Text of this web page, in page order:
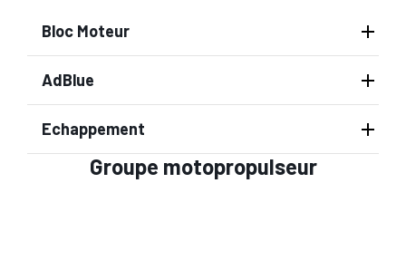
Bloc Moteur
AdBlue
Echappement
Groupe motopropulseur